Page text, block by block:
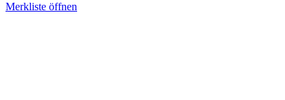
Merkliste öffnen